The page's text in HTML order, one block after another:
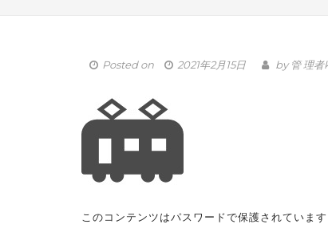
Posted on 2021年2月15日 by管 理
このコンテンツはパスワードで保護されていま